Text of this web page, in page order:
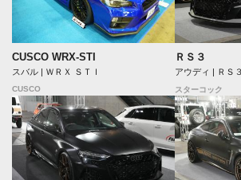
CUSCO WRX-STI
スバル | ＷＲＸ ＳＴＩ
CUSCO
ＲＳ３
アウディ | ＲＳ３
スターコック